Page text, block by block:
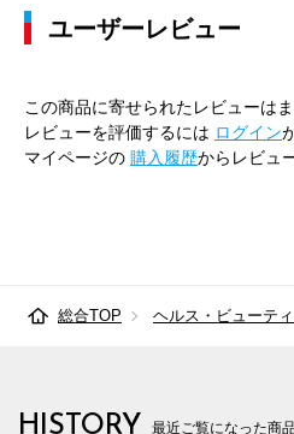
ユーザーレビュー
この商品に寄せられたレビューはま
レビューを評価するには ログイン
マイページの 購入履歴からレビュ
総合TOP ヘルス・ビューテ
HISTORY 最近ご覧になった商